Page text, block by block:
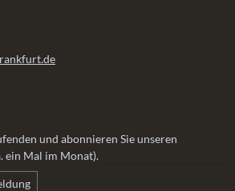
und abonnieren Sie unseren
ein Mal im Monat).